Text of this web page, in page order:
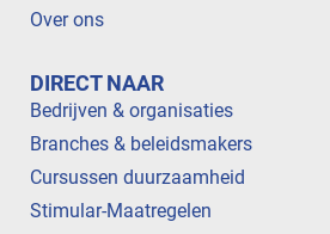
Over ons
DIRECT NAAR
Bedrijven & organisaties
Branches & beleidsmakers
Cursussen duurzaamheid
Stimular-Maatregelen